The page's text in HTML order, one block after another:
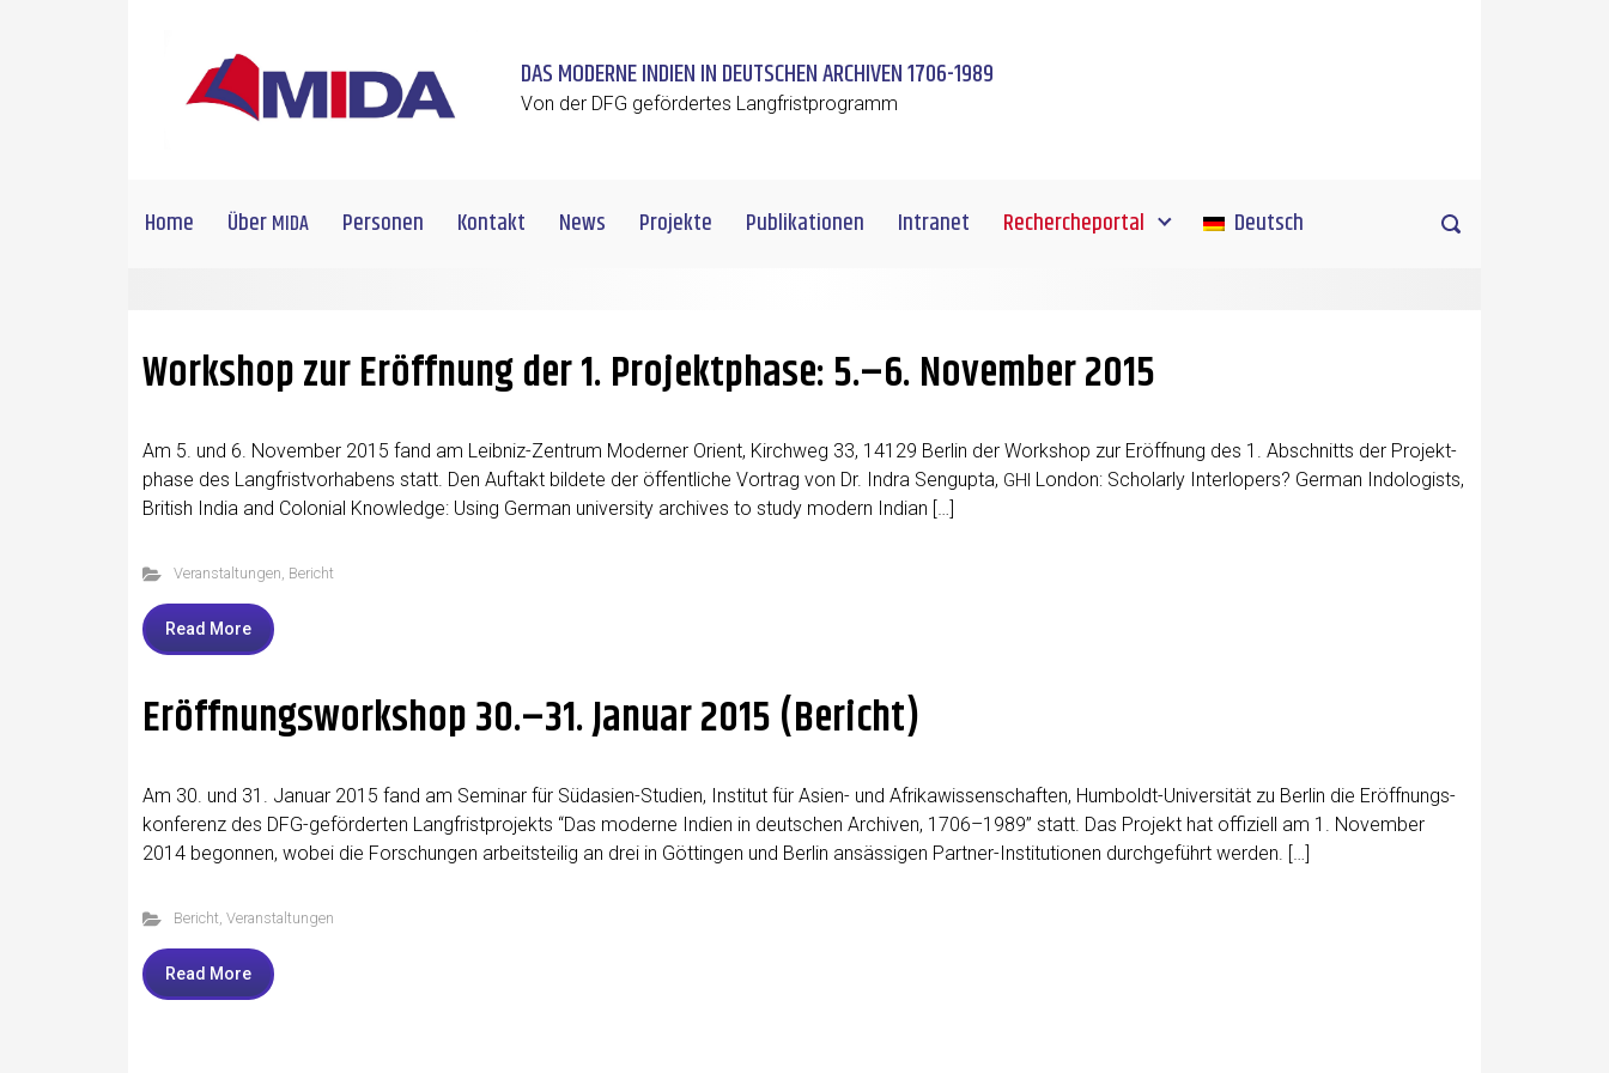
DAS MODERNE INDIEN IN DEUTSCHEN ARCHIVEN 1706-1989
Von der DFG gefördertes Langfristprogramm
Home ÜberMIDA Personen Kontakt News Projekte Publikationen Intranet Rechercheportal Deutsch
Workshop zur Eröffnung der 1. Projektphase: 5.–6. November 2015
Am 5. und 6. Novem­ber 2015 fand am Lei­b­­niz-Zen­­trum Moder­ner Ori­ent, Kirch­weg 33, 14129 Ber­lin der Work­shop zur Eröff­nung des 1. Abschnitts der Pro­jekt­
pha­se des Lang­frist­vor­ha­bens statt. Den Auf­takt bil­de­te der öffent­li­che Vor­trag von Dr. Indra Sen­gupta, GHI Lon­don: Scho­lar­ly Interlo­pers? Ger­man Indo­lo­gists,
Bri­tish India and Colo­ni­al Know­ledge: Using Ger­man uni­ver­si­ty archi­ves to stu­dy modern Indian […]
Veranstaltungen Bericht
Read More
Eröffnungsworkshop 30.–31. Januar 2015 (Bericht)
Am 30. und 31. Janu­ar 2015 fand am Semi­nar für Süd­­a­si­en-Stu­­di­en, Insti­tut für Asi­en- und Afri­ka­wis­sen­schaf­ten, Hum­­boldt-Uni­­ver­­­si­­tät zu Ber­lin die Eröff­nungs­
kon­fe­renz des DFG-geför­­der­­ten Lang­frist­pro­jekts “Das moder­ne Indi­en in deut­schen Archi­ven, 1706–1989” statt. Das Pro­jekt hat offi­zi­ell am 1. Novem­ber
2014 begon­nen, wobei die For­schun­gen arbeits­tei­lig an drei in Göt­tin­gen und Ber­lin ansäs­si­gen Par­t­­ner-Ins­ti­­tu­­tio­­nen durch­ge­führt werden. […]
Bericht Veranstaltungen
Read More